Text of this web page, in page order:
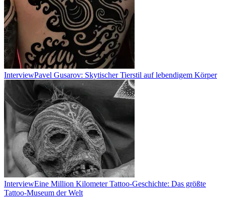
InterviewPavel Gusarov: Skytischer Tierstil auf lebendigem Körper
InterviewEine Million Kilometer Tattoo-Geschichte: Das größte
Tattoo-Museum der Welt